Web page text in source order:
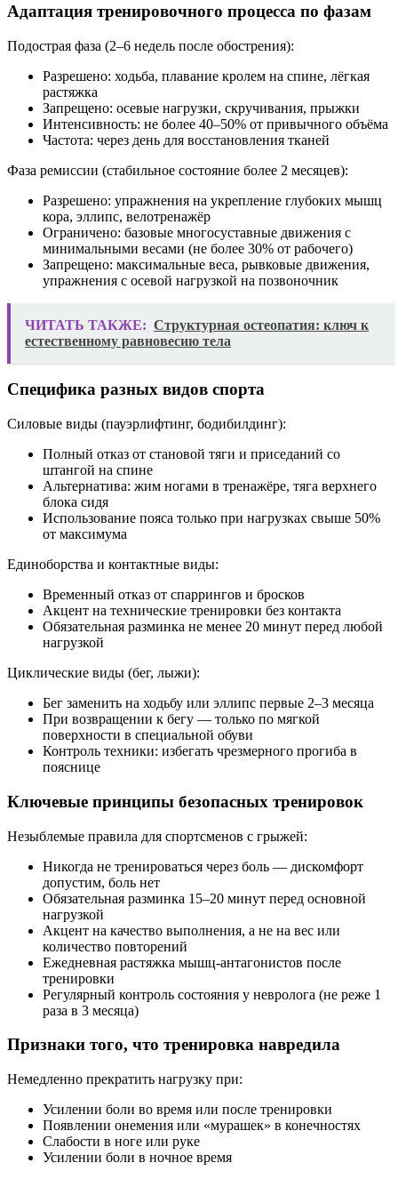
Адаптация тренировочного процесса по фазам
Подострая фаза (2–6 недель после обострения):
Разрешено: ходьба, плавание кролем на спине, лёгкая
растяжка
Запрещено: осевые нагрузки, скручивания, прыжки
Интенсивность: не более 40–50% от привычного объёма
Частота: через день для восстановления тканей
Фаза ремиссии (стабильное состояние более 2 месяцев):
Разрешено: упражнения на укрепление глубоких мышц
кора, эллипс, велотренажёр
Ограничено: базовые многосуставные движения с
минимальными весами (не более 30% от рабочего)
Запрещено: максимальные веса, рывковые движения,
упражнения с осевой нагрузкой на позвоночник
ЧИТАТЬ ТАКЖЕ: Структурная остеопатия: ключ к
естественному равновесию тела
Специфика разных видов спорта
Силовые виды (пауэрлифтинг, бодибилдинг):
Полный отказ от становой тяги и приседаний со
штангой на спине
Альтернатива: жим ногами в тренажёре, тяга верхнего
блока сидя
Использование пояса только при нагрузках свыше 50%
от максимума
Единоборства и контактные виды:
Временный отказ от спаррингов и бросков
Акцент на технические тренировки без контакта
Обязательная разминка не менее 20 минут перед любой
нагрузкой
Циклические виды (бег, лыжи):
Бег заменить на ходьбу или эллипс первые 2–3 месяца
При возвращении к бегу — только по мягкой
поверхности в специальной обуви
Контроль техники: избегать чрезмерного прогиба в
пояснице
Ключевые принципы безопасных тренировок
Незыблемые правила для спортсменов с грыжей:
Никогда не тренироваться через боль — дискомфорт
допустим, боль нет
Обязательная разминка 15–20 минут перед основной
нагрузкой
Акцент на качество выполнения, а не на вес или
количество повторений
Ежедневная растяжка мышц-антагонистов после
тренировки
Регулярный контроль состояния у невролога (не реже 1
раза в 3 месяца)
Признаки того, что тренировка навредила
Немедленно прекратить нагрузку при:
Усилении боли во время или после тренировки
Появлении онемения или «мурашек» в конечностях
Слабости в ноге или руке
Усилении боли в ночное время